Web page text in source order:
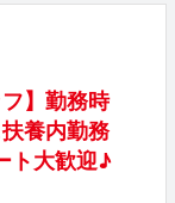
フ】勤務時
養内勤務
ト大歓迎♪